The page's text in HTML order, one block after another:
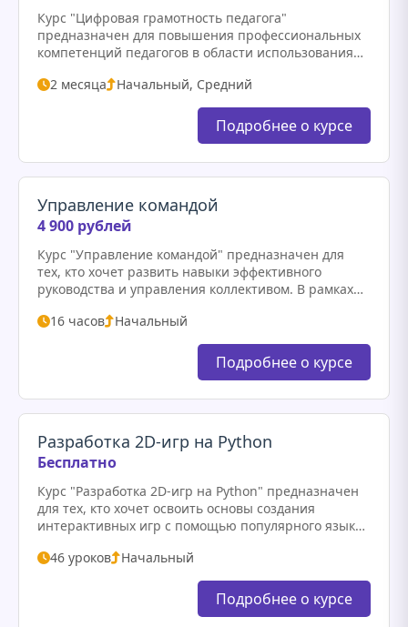
Курс "Цифровая грамотность педагога"
предназначен для повышения профессиональных
компетенций педагогов в области использования
образовательном процессе. Участники курса
познакомятся с основами работы с цифровыми
инструментами, научатся интегрировать…
2 месяца Начальный, Средний
Подробнее о курсе
Управление командой
4 900 рублей
Курс "Управление командой" предназначен для
тех, кто хочет развить навыки эффективного
руководства и управления коллективом. В рамках
принципами лидерства, стратегиями мотивации
сотрудников и методами построения…
16 часов Начальный
Подробнее о курсе
Разработка 2D-игр на Python
Бесплатно
Курс "Разработка 2D-игр на Python" предназначен
для тех, кто хочет освоить основы создания
интерактивных игр с помощью популярного языка
участники познакомятся с основными концепциями
46 уроков Начальный
Подробнее о курсе